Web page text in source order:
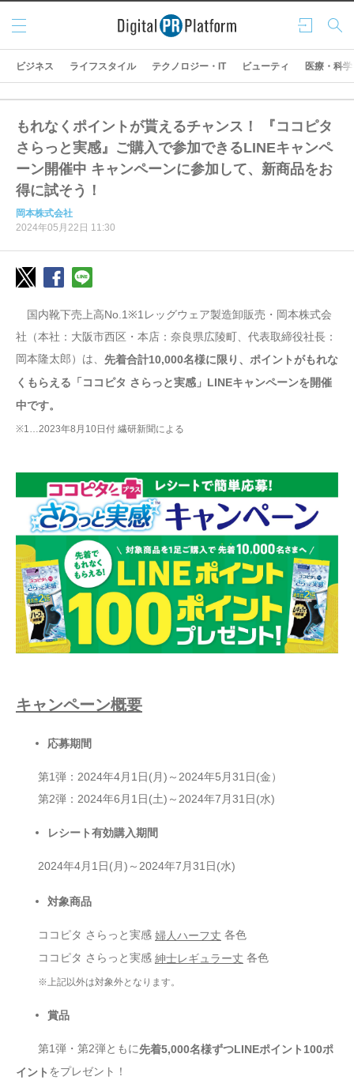
ログ
イン
検索
メニ
ュー
ビジネス ライフスタイル テクノロジー・IT ビューティ 医療・科学
もれなくポイントが貰えるチャンス！ 『ココピタ
さらっと実感』ご購入で参加できるLINEキャンペ
ーン開催中 キャンペーンに参加して、新商品をお
得に試そう！
岡本株式会社
2024年05月22日 11:30
国内靴下売上高No.1※1レッグウェア製造卸販売・岡本株式会
社（本社：大阪市西区・本店：奈良県広陵町、代表取締役社長：
岡本隆太郎）は、 先着合計10,000名様に限り、ポイントがもれな
くもらえる「ココピタ さらっと実感」LINEキャンペーンを開催
中です。
※1…2023年8月10日付 繊研新聞による
キャンペーン概要
応募期間
第1弾：2024年4月1日(月)～2024年5月31日(金）
第2弾：2024年6月1日(土)～2024年7月31日(水)
レシート有効購入期間
2024年4月1日(月)～2024年7月31日(水)
対象商品
ココピタ さらっと実感 婦人ハーフ丈 各色
ココピタ さらっと実感 紳士レギュラー丈 各色
※上記以外は対象外となります。
賞品
第1弾・第2弾ともに先着5,000名様ずつLINEポイント100ポ
イント をプレゼント！